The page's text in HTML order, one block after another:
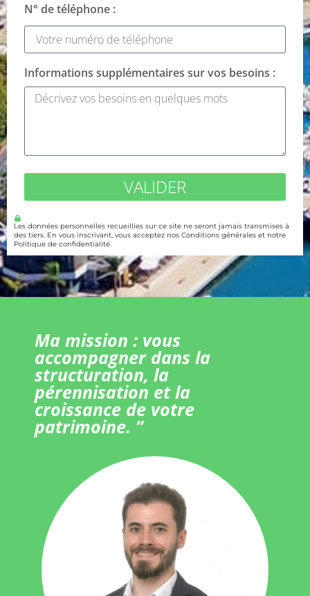
N° de téléphone :
Informations supplémentaires sur vos besoins :
VALIDER
Les données personnelles recueillies sur ce site ne seront jamais transmises à
des tiers. En vous inscrivant, vous acceptez nos Conditions générales et notre
Politique de confidentialité.
Ma mission : vous
accompagner dans la
structuration, la
pérennisation et la
croissance de votre
patrimoine. ”